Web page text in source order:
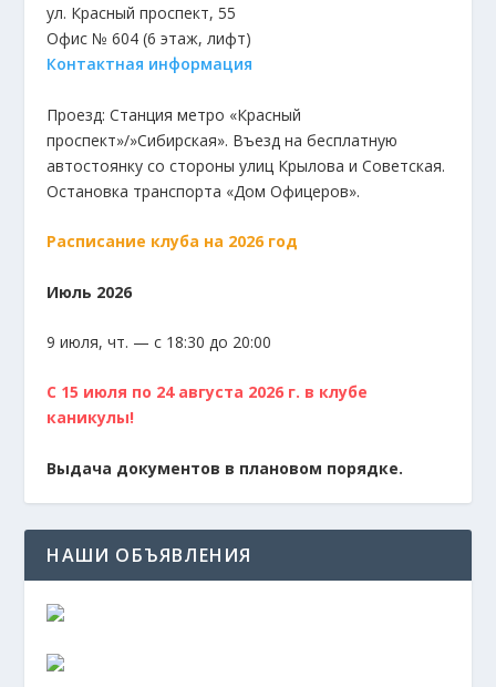
ул. Красный проспект, 55
Офис № 604 (6 этаж, лифт)
Контактная информация
Проезд: Станция метро «Красный
проспект»/»Сибирская». Въезд на бесплатную
автостоянку со стороны улиц Крылова и Советская.
Остановка транспорта «Дом Офицеров».
Расписание клуба на 2026 год
Июль 2026
9 июля, чт. — с 18:30 до 20:00
С 15 июля по 24 августа 2026 г. в клубе
каникулы!
Выдача документов в плановом порядке.
НАШИ ОБЪЯВЛЕНИЯ